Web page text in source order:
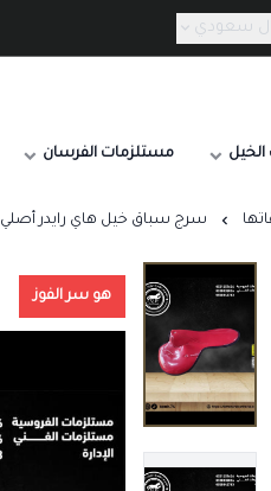
سعودي
مستلزمات الفرسان
سرج سباق خيل هاي رايدر أصلي Hi Rider خفيف الوزن ثابت للسباقات والتحمل للخيل
هو سر الفوز